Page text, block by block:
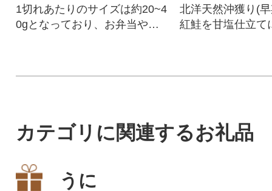
1切れあたりのサイズは約20~4
0gとなっており、お弁当やお
北洋天然沖獲り(
紅鮭を甘塩仕立て
カテゴリに関連するお礼品
うに